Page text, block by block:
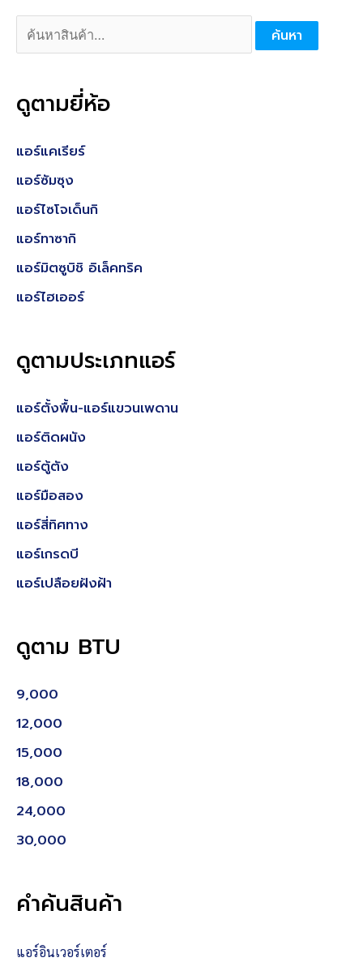
ด
น
า
ค้นหา
ดูตามยี่ห้อ
แอร์แคเรียร์
แอร์ซัมซุง
แอร์ไซโจเด็นกิ
แอร์ทาซากิ
แอร์มิตซูบิชิ อิเล็คทริค
แอร์ไฮเออร์
ดูตามประเภทแอร์
แอร์ตั้งพื้น-แอร์แขวนเพดาน
แอร์ติดผนัง
แอร์ตู้ตัง
แอร์มือสอง
แอร์สี่ทิศทาง
แอร์เกรดบี
แอร์เปลือยฝังฝ้า
ดูตาม BTU
9,000
12,000
15,000
18,000
24,000
30,000
คำค้นสินค้า
แอร์อินเวอร์เตอร์